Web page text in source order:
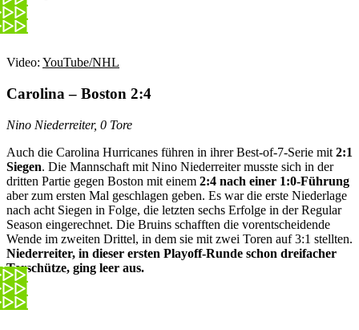
Video: YouTube/NHL
Carolina – Boston 2:4
Nino Niederreiter, 0 Tore
Auch die Carolina Hurricanes führen in ihrer Best-of-7-Serie mit 2:1
Siegen. Die Mannschaft mit Nino Niederreiter musste sich in der
dritten Partie gegen Boston mit einem 2:4 nach einer 1:0-Führung
aber zum ersten Mal geschlagen geben. Es war die erste Niederlage
nach acht Siegen in Folge, die letzten sechs Erfolge in der Regular
Season eingerechnet. Die Bruins schafften die vorentscheidende
Wende im zweiten Drittel, in dem sie mit zwei Toren auf 3:1 stellten.
Niederreiter, in dieser ersten Playoff-Runde schon dreifacher
Torschütze, ging leer aus.